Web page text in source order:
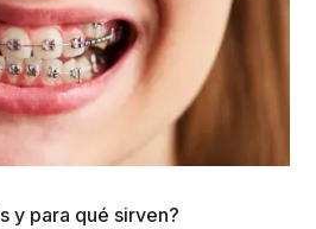
y para qué sirven?